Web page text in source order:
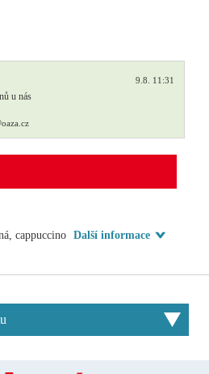
9.8. 11:31
u nás
cappuccino Další informace